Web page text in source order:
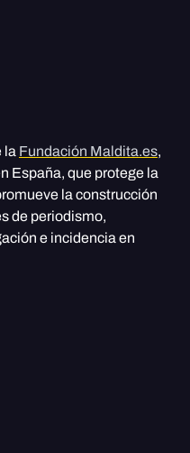
la Fundación Maldita.es,
España, que protege la
la construcción
de periodismo,
e incidencia en